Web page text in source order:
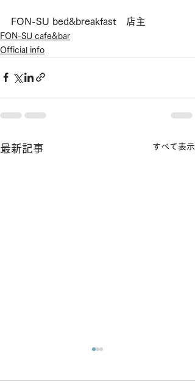
FON-SU bed&breakfast　店主
FON-SU cafe&bar
Official info
最新記事 すべて表示